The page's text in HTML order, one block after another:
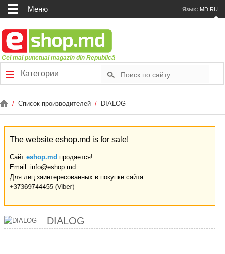
Меню Язык: MD RU
Cel mai punctual magazin din Republică
Категории
/ Список производителей / DIALOG
The website eshop.md is for sale!
Сайт eshop.md продается!
Email: info@eshop.md
Для лиц заинтересованных в покупке сайта:
DIALOG